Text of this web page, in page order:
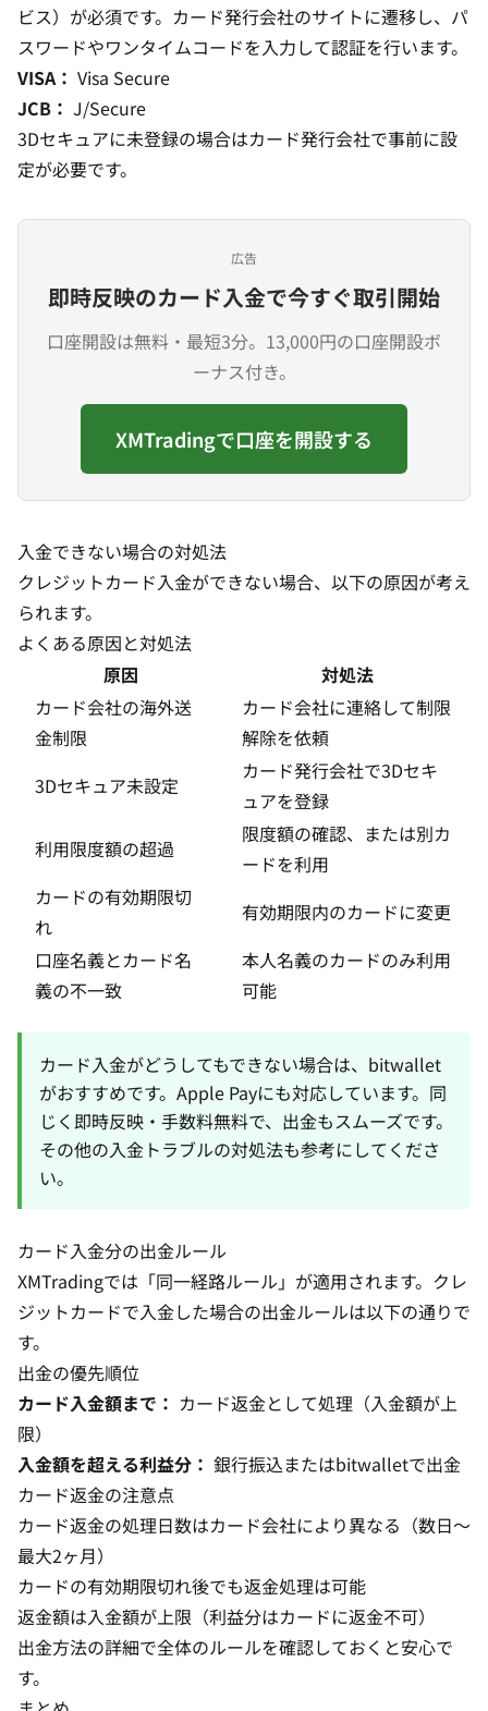
ビス）が必須です。カード発行会社のサイトに遷移し、パ
スワードやワンタイムコードを入力して認証を行います。
VISA： Visa Secure
JCB： J/Secure
3Dセキュアに未登録の場合はカード発行会社で事前に設
定が必要です。
広告
即時反映のカード入金で今すぐ取引開始
口座開設は無料・最短3分。13,000円の口座開設ボ
ーナス付き。
XMTradingで口座を開設する
入金できない場合の対処法
クレジットカード入金ができない場合、以下の原因が考え
られます。
よくある原因と対処法
原因
対処法
カード会社の海外送
金制限
カード会社に連絡して制限
解除を依頼
3Dセキュア未設定
カード発行会社で3Dセキ
ュアを登録
利用限度額の超過
限度額の確認、または別カ
ードを利用
カードの有効期限切
れ
有効期限内のカードに変更
口座名義とカード名
義の不一致
本人名義のカードのみ利用
可能
カード入金がどうしてもできない場合は、 bitwallet
がおすすめです。 Apple Payにも対応しています。同
じく即時反映・手数料無料で、出金もスムーズです。
その他の入金トラブルの対処法も参考にしてくださ
い。
カード入金分の出金ルール
XMTradingでは「同一経路ルール」が適用されます。クレ
ジットカードで入金した場合の出金ルールは以下の通りで
す。
出金の優先順位
カード入金額まで： カード返金として処理 （入金額が上
限）
入金額を超える利益分： 銀行振込またはbitwalletで出金
カード返金の注意点
カード返金の処理日数はカード会社により異なる（数日〜
最大2ヶ月）
カードの有効期限切れ後でも返金処理は可能
返金額は入金額が上限（利益分はカードに返金不可）
出金方法の詳細で全体のルールを確認しておくと安心で
す。